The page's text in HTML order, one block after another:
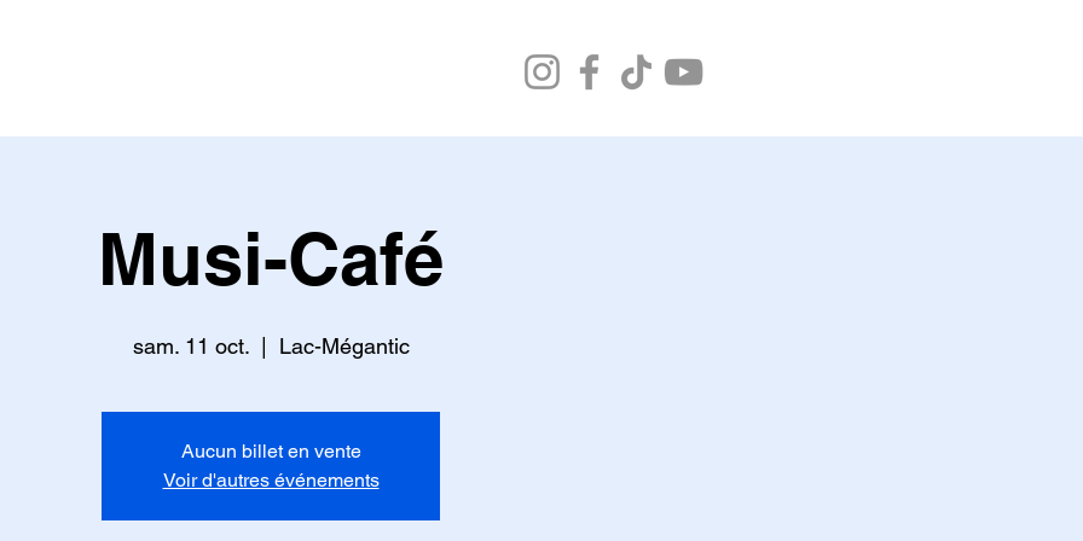
Musi-Café
sam. 11 oct.
  |
Lac-Mégantic
Aucun billet en vente
Voir d'autres événements